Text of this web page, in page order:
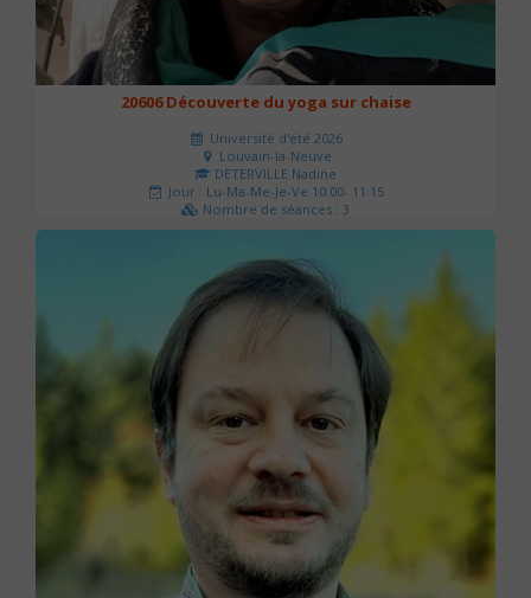
20606 Découverte du yoga sur chaise
Université d'été 2026
Louvain-la-Neuve
DETERVILLE Nadine
Jour : Lu-Ma-Me-Je-Ve 10:00- 11:15
Nombre de séances : 3
30 €